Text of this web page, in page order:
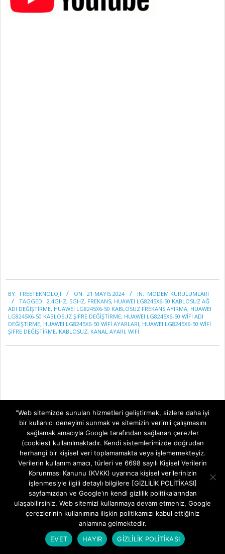
05-
21
BY: FREETEKNOLOJI ON: 21 MAYIS 2024 IN: MODEM KURULUMLARI
TAGGED: 2.4GHZ, 5GHZ, FREKANS, HUAWEI LG8245X6-50 KABLOSUZ AĞ
ADI DEĞIŞTIRME, HUAWEI LG8245X6-50 KABLOSUZ FREKANS AYIRMA, HUAWEI
LG8245X6-50 KABLOSUZ ŞIFRE DEĞIŞTIRME, HUAWEI LG8245X6-50 WIFI ADI
DEĞIŞTIRME, HUAWEI LG8245X6-50 WIFI AYARLARI, HUAWEI LG8245X6-50 WIFI
ŞIFRE DEĞIŞTIRME, KABLOSUZ, KANAL AYARI, WIFI
"Web sitemizde sunulan hizmetleri geliştirmek, sizlere daha iyi
bir kullanıcı deneyimi sunmak ve sitemizin verimli çalışmasını
sağlamak amacıyla Google tarafından sağlanan çerezler
(cookies) kullanılmaktadır. Kendi sistemlerimizde doğrudan
herhangi bir kişisel veri toplamamakta veya işlememekteyiz.
Verilerin kullanım amacı, türleri ve 6698 sayılı Kişisel Verilerin
Korunması Kanunu (KVKK) uyarınca kişisel verilerinizin
işlenmesiyle ilgili detaylı bilgilere [GİZLİLİK POLİTİKASI]
sayfamızdan ve Google'ın kendi gizlilik politikalarından
ulaşabilirsiniz. Web sitemizi kullanmaya devam etmeniz, Google
çerezlerinin kullanımına ilişkin politikamızı kabul ettiğiniz
anlamına gelmektedir.
EVET
HAYIR GİZLİLİK POLİTİKASI